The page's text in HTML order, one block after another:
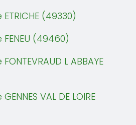
(49330)
(49460)
L ABBAYE
VAL DE LOIRE